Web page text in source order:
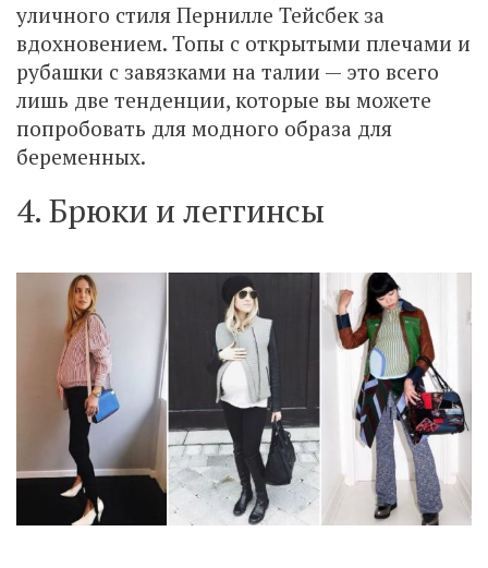
уличного стиля Пернилле Тейсбек за
вдохновением. Топы с открытыми плечами и
рубашки с завязками на талии — это всего
лишь две тенденции, которые вы можете
попробовать для модного образа для
беременных.
4. Брюки и леггинсы